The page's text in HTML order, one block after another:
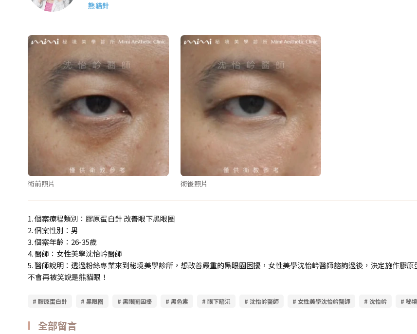
熊貓針
術前照片 術後照片
1. 個案療程類別：膠原蛋白針 改善眼下黑眼圈
2. 個案性別：男
3. 個案年齡：26-35歲
4. 醫師：女性美學沈怡岒醫師
5. 醫師說明：透過粉絲專業來到秘境美學診所，想改善嚴重的黑眼圈困擾，女性美學沈怡岒醫師諮詢過後，決定施作膠
不會再被笑說是熊貓眼！
# 膠原蛋白針 # 黑眼圈 # 黑眼圈困擾 # 黑色素 # 眼下暗沉 # 沈怡岒醫師 # 女性美學沈怡岒醫師 # 沈怡岒 # 秘
全部留言